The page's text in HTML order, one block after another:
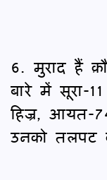
6. मुराद हैं
बारे में सूरा-
हिज्र, आयत-
उनको तलपट